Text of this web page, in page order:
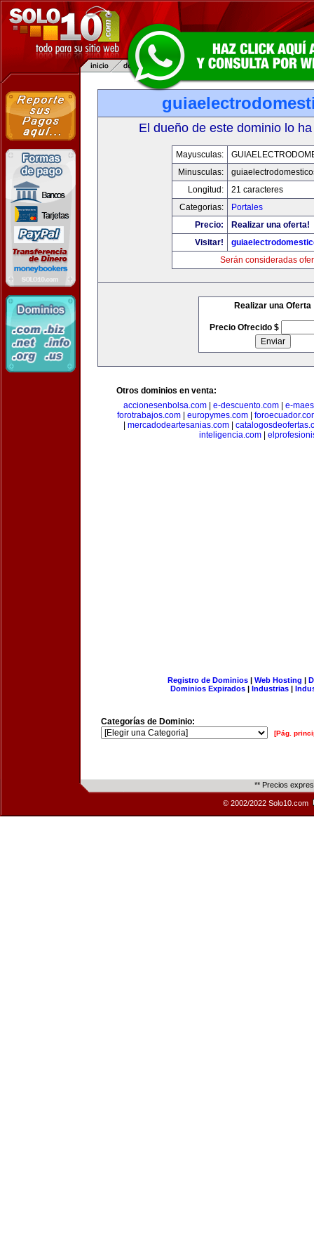
El dueño de este dominio lo
Mayusculas:
Minusculas:
Longitud:
21 caracteres
Categorias:
Portales
Precio:
Realizar una oferta!
Visitar!
Serán consideradas
Realizar una Oferta
Precio Ofrecido $
Otros dominios en venta:
accionesenbolsa.com| e-descuento.com| e-
forotrabajos.com| europymes.com|
mercadodeartesanias.com
inteligencia.com
Registro de Dominios| Web Hosting |
Dominios Expirados | Industrias |
Categorías de Dominio:
[Pág.
** Precios
© 2002/2022 Solo10.com